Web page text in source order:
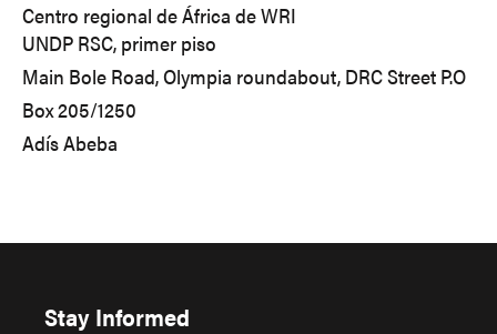
Centro regional de África de WRI
UNDP RSC, primer piso
Main Bole Road, Olympia roundabout, DRC Street P.O
Box 205/1250
Adís Abeba
Stay Informed